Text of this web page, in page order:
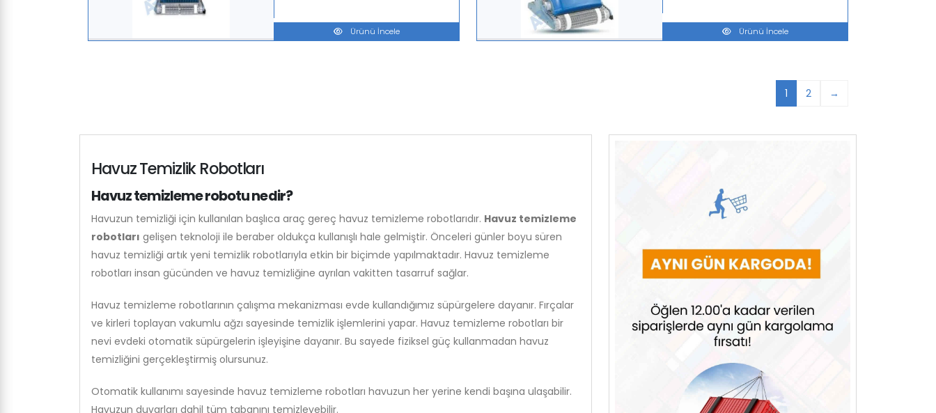
Ürünü İncele Ürünü İncele
1 2 →
Havuz Temizlik Robotları
Havuz temizleme robotu nedir?
Havuzun temizliği için kullanılan başlıca araç gereç havuz temizleme robotlarıdır. Havuz temizleme
robotları gelişen teknoloji ile beraber oldukça kullanışlı hale gelmiştir. Önceleri günler boyu süren
havuz temizliği artık yeni temizlik robotlarıyla etkin bir biçimde yapılmaktadır. Havuz temizleme
robotları insan gücünden ve havuz temizliğine ayrılan vakitten tasarruf sağlar.
Havuz temizleme robotlarının çalışma mekanizması evde kullandığımız süpürgelere dayanır. Fırçalar
ve kirleri toplayan vakumlu ağzı sayesinde temizlik işlemlerini yapar. Havuz temizleme robotları bir
nevi evdeki otomatik süpürgelerin işleyişine dayanır. Bu sayede fiziksel güç kullanmadan havuz
temizliğini gerçekleştirmiş olursunuz.
Otomatik kullanımı sayesinde havuz temizleme robotları havuzun her yerine kendi başına ulaşabilir.
Havuzun duvarları dahil tüm tabanını temizleyebilir.